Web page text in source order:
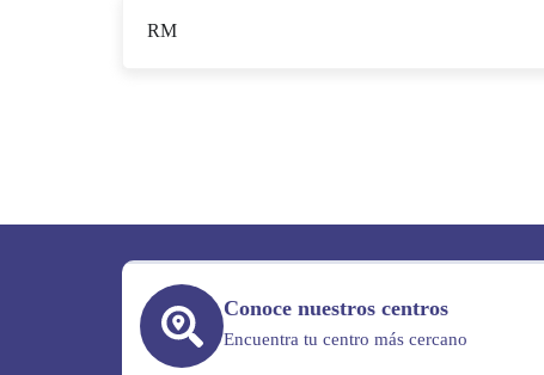
RM
Conoce nuestros centros
Encuentra tu centro más cercano